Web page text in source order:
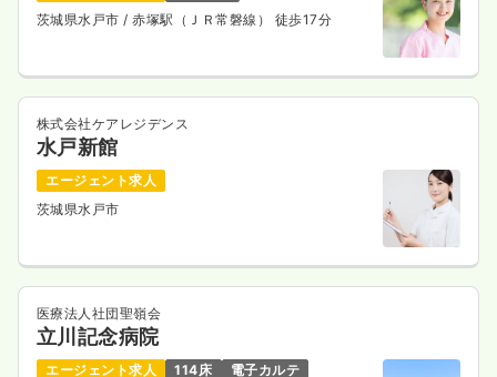
茨城県水戸市 / 赤塚駅（ＪＲ常磐線） 徒歩17分
株式会社ケアレジデンス
水戸新館
エージェント求人
茨城県水戸市
医療法人社団聖嶺会
立川記念病院
エージェント求人 114床
電子カルテ